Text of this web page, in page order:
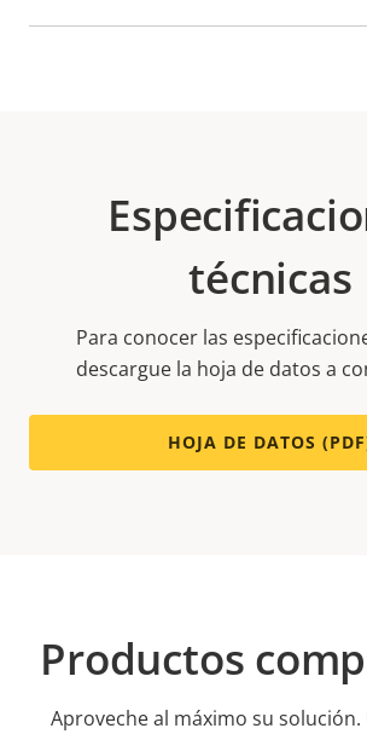
técnicas
Para conocer las
descargue la hoja de datos a
HOJA DE DATOS
Productos
Aproveche al máximo su